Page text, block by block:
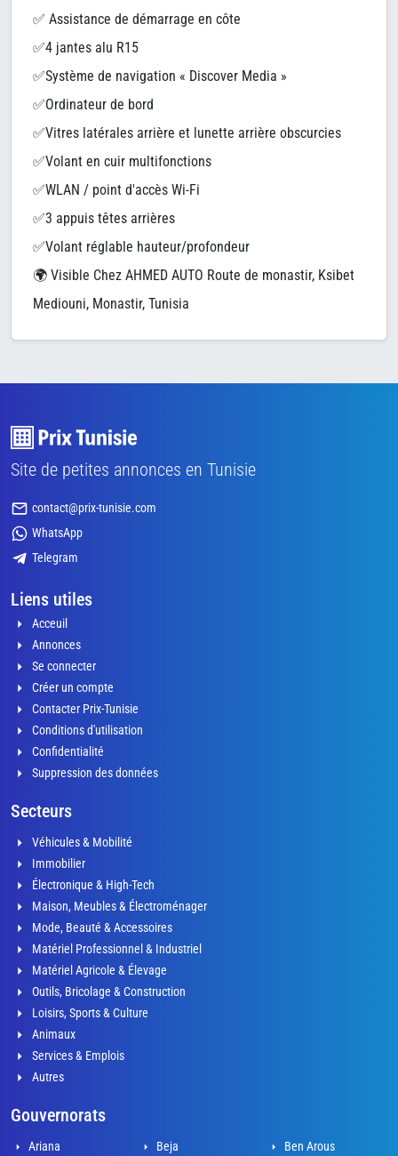
✅ Assistance de démarrage en côte
✅4 jantes alu R15
✅Système de navigation « Discover Media »
✅Ordinateur de bord
✅Vitres latérales arrière et lunette arrière obscurcies
✅Volant en cuir multifonctions
✅WLAN / point d'accès Wi-Fi
✅3 appuis têtes arrières
✅Volant réglable hauteur/profondeur
🌍 Visible Chez AHMED AUTO Route de monastir, Ksibet
Mediouni, Monastir, Tunisia
Site de petites annonces en Tunisie
contact@prix-tunisie.com
WhatsApp
Telegram
Liens utiles
Acceuil
Annonces
Se connecter
Créer un compte
Contacter Prix-Tunisie
Conditions d'utilisation
Confidentialité
Suppression des données
Secteurs
Véhicules & Mobilité
Immobilier
Électronique & High-Tech
Maison, Meubles & Électroménager
Mode, Beauté & Accessoires
Matériel Professionnel & Industriel
Matériel Agricole & Élevage
Outils, Bricolage & Construction
Loisirs, Sports & Culture
Animaux
Services & Emplois
Autres
Gouvernorats
Ariana Beja Ben Arous